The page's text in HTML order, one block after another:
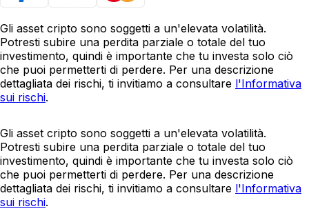
Gli asset cripto sono soggetti a un'elevata volatilità.
Potresti subire una perdita parziale o totale del tuo
investimento, quindi è importante che tu investa solo ciò
che puoi permetterti di perdere. Per una descrizione
dettagliata dei rischi, ti invitiamo a consultare l'Informativa
sui rischi.
Gli asset cripto sono soggetti a un'elevata volatilità.
Potresti subire una perdita parziale o totale del tuo
investimento, quindi è importante che tu investa solo ciò
che puoi permetterti di perdere. Per una descrizione
dettagliata dei rischi, ti invitiamo a consultare l'Informativa
sui rischi.